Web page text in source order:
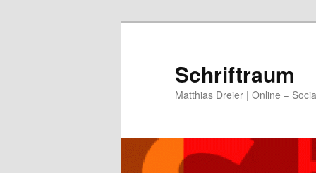
Schriftraum
Matthias Dreier | Online –